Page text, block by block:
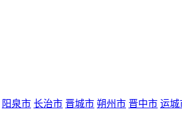
阳泉市 长治市 晋城市 朔州市 晋中市 运城